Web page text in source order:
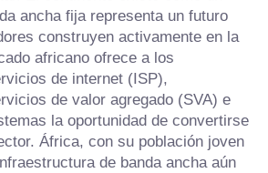
ancha fija representa un futuro
construyen activamente en la
africano ofrece a los
de internet (ISP),
de valor agregado (SVA) e
la oportunidad de convertirse
África, con su población joven
de banda ancha aún